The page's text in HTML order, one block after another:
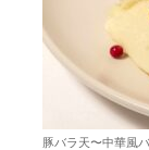
豚バラ天〜中華⾵